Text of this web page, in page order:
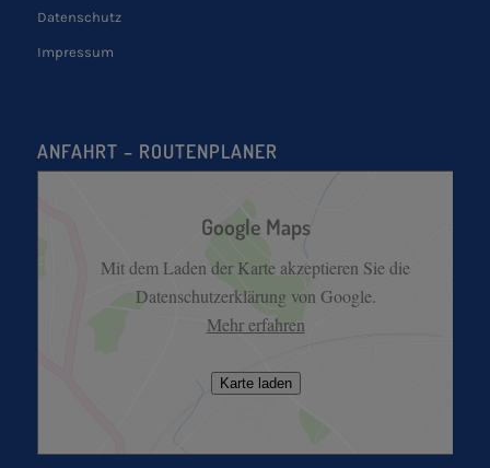
Datenschutz
Impressum
ANFAHRT – ROUTENPLANER
Google Maps
Mit dem Laden der Karte akzeptieren Sie die
Datenschutzerklärung von Google.
Mehr erfahren
Karte laden